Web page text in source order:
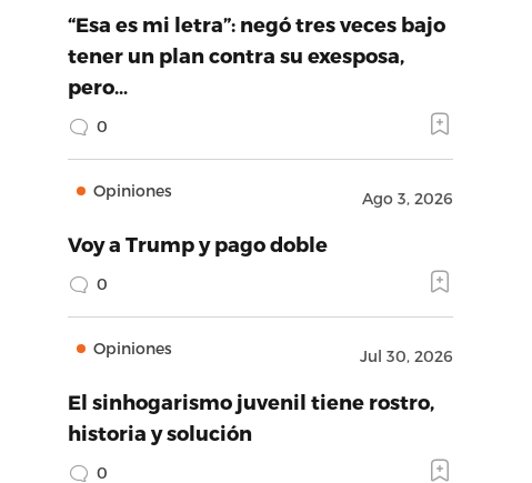
“Esa es mi letra”: negó tres veces bajo
tener un plan contra su exesposa,
pero…
0
Opiniones Ago 3, 2026
Voy a Trump y pago doble
0
Opiniones Jul 30, 2026
El sinhogarismo juvenil tiene rostro,
historia y solución
0